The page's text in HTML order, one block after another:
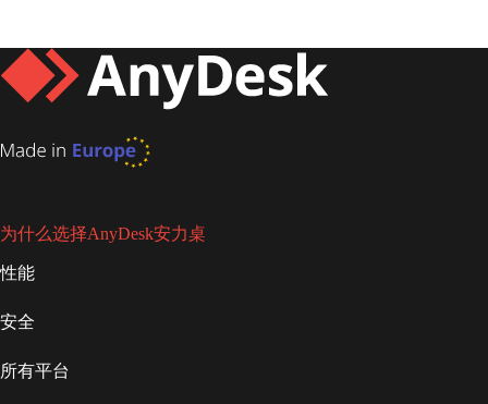
为什么选择AnyDesk安力桌
性能
安全
所有平台